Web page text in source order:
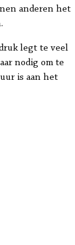
anderen het
legt te veel
nodig om te
is aan het